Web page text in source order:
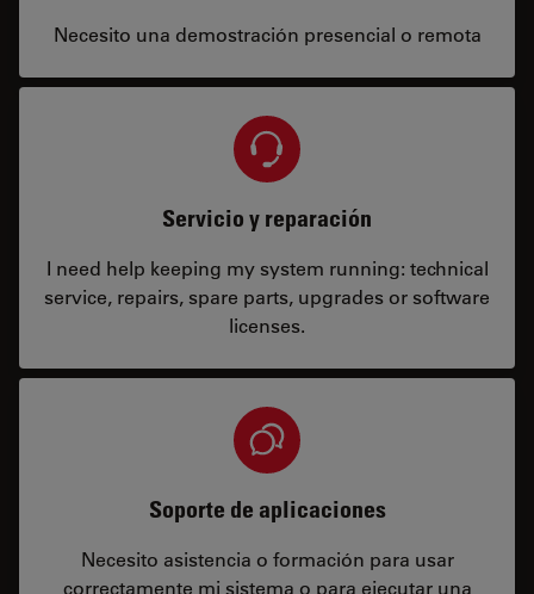
Necesito una demostración presencial o remota
Servicio y reparación
I need help keeping my system running: technical
service, repairs, spare parts, upgrades or software
licenses.
Soporte de aplicaciones
Necesito asistencia o formación para usar
correctamente mi sistema o para ejecutar una